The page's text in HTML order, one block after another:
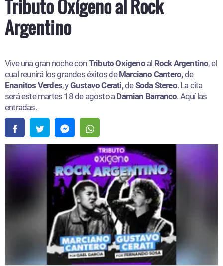
Tributo Oxígeno al Rock
Argentino
Vive una gran noche conTributo Oxígenoal Rock Argentino, el
cual reunirá los grandes éxitos deMarciano Cantero,de
Enanitos Verdes, yGustavo Cerati,deSoda Stereo. La cita
será este martes 18 de agosto a Damian Barranco. Aquí las
entradas.​